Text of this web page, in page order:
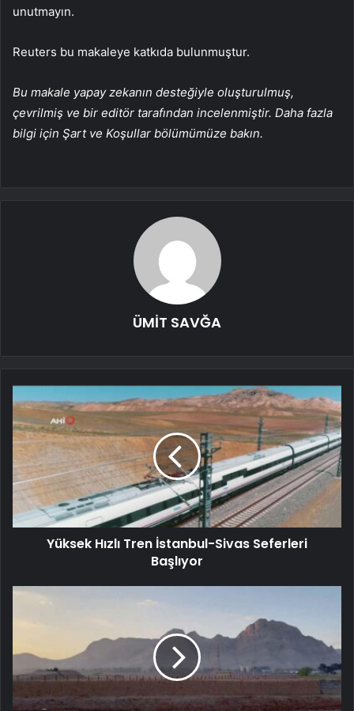
unutmayın.
Reuters bu makaleye katkıda bulunmuştur.
Bu makale yapay zekanın desteğiyle oluşturulmuş,
çevrilmiş ve bir editör tarafından incelenmiştir. Daha fazla
bilgi için Şart ve Koşullar bölümümüze bakın.
ÜMİT SAVĞA
Yüksek Hızlı Tren İstanbul-Sivas Seferleri
Başlıyor